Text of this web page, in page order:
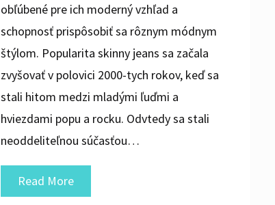
obľúbené pre ich moderný vzhľad a
schopnosť prispôsobiť sa rôznym módnym
štýlom. Popularita skinny jeans sa začala
zvyšovať v polovici 2000-tych rokov, keď sa
stali hitom medzi mladými ľuďmi a
hviezdami popu a rocku. Odvtedy sa stali
neoddeliteľnou súčasťou…
Read MorePánske
skinny